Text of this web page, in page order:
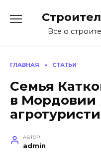
содержаниюВсе о
ГЛАВНАЯ » СТАТЬИ
Семья
в Мордовии
АВТОР
admin